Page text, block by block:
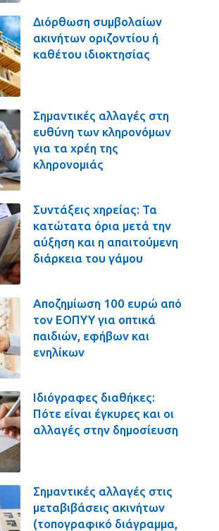
Διόρθωση συμβολαίων
ακινήτων οριζοντίου ή
καθέτου ιδιοκτησίας
Σημαντικές αλλαγές στη
ευθύνη των κληρονόμων
για τα χρέη της
κληρονομιάς
Συντάξεις χηρείας: Τα
κατώτατα όρια μετά την
αύξηση και η απαιτούμενη
διάρκεια του γάμου
Αποζημίωση 100 ευρώ από
τον ΕΟΠΥΥ για οπτικά
παιδιών, εφήβων και
ενηλίκων
Ιδιόγραφες διαθήκες:
Πότε είναι έγκυρες και οι
αλλαγές στην δημοσίευση
Σημαντικές αλλαγές στις
μεταβιβάσεις ακινήτων
(τοπογραφικό διάγραμμα,